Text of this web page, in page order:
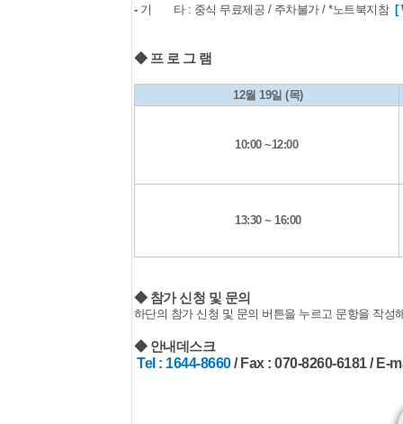
- 기 타 : 중식 무료제공 / 주차불가 / *노트북지참 [
◆ 프 로 그 램
12월 19일 (목)
10:00 ~12:00
13:30 ~ 16:00
◆ 참가 신청 및 문의
하단의 참가 신청 및 문의 버튼을 누르고 문항을 작성
◆ 안내데스크
Tel : 1644-8660 / Fax : 070-8260-6181 /E-